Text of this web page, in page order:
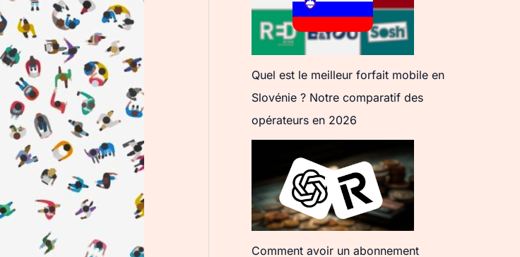
Quel est le meilleur forfait mobile en
Slovénie ? Notre comparatif des
opérateurs en 2026
Comment avoir un abonnement